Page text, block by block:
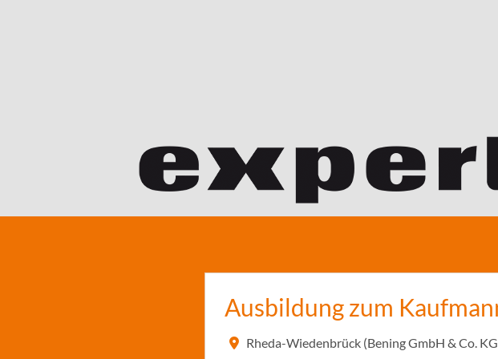
Ausbildung zum
Rheda-Wiedenbrück (Bening GmbH & Co.